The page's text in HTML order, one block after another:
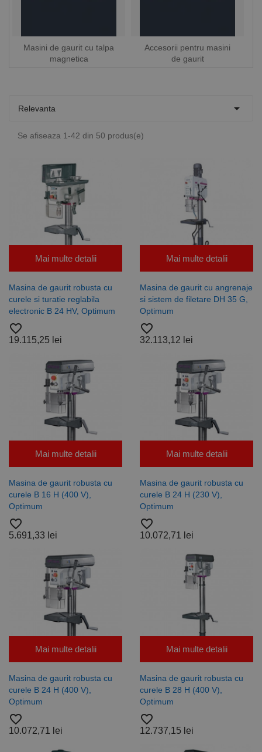
Masini de gaurit cu talpa
magnetica
Accesorii pentru masini
de gaurit
Relevanta 
Se afiseaza 1-42 din 50 produs(e)
Mai multe detalii
Masina de gaurit robusta cu
curele si turatie reglabila
electronic B 24 HV, Optimum
favorite_border
19.115,25 lei
Mai multe detalii
Masina de gaurit cu angrenaje
si sistem de filetare DH 35 G,
Optimum
favorite_border
32.113,12 lei
Mai multe detalii
Masina de gaurit robusta cu
curele B 16 H (400 V),
Optimum
favorite_border
5.691,33 lei
Mai multe detalii
Masina de gaurit robusta cu
curele B 24 H (230 V),
Optimum
favorite_border
10.072,71 lei
Mai multe detalii
Masina de gaurit robusta cu
curele B 24 H (400 V),
Optimum
favorite_border
10.072,71 lei
Mai multe detalii
Masina de gaurit robusta cu
curele B 28 H (400 V),
Optimum
favorite_border
12.737,15 lei